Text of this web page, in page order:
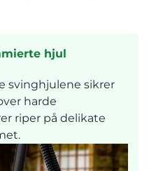
hjul
svinghjulene sikrer
harde
riper på delikate